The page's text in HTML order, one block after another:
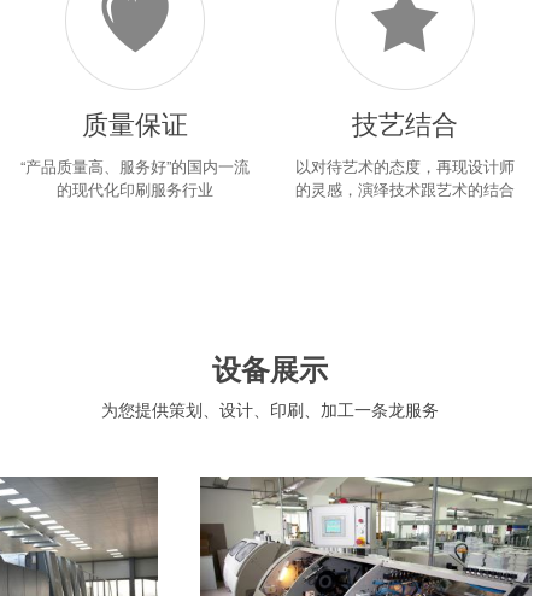
质量保证
“产品质量高、服务好”的国内一流
的现代化印刷服务行业
技艺结合
以对待艺术的态度，再现设计师
的灵感，演绎技术跟艺术的结合
设备展示
为您提供策划、设计、印刷、加工一条龙服务